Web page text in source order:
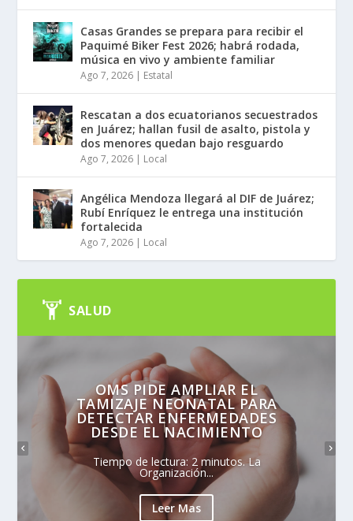
Casas Grandes se prepara para recibir el
Paquimé Biker Fest 2026; habrá rodada,
música en vivo y ambiente familiar
Ago 7, 2026 | Estatal
Rescatan a dos ecuatorianos secuestrados
en Juárez; hallan fusil de asalto, pistola y
dos menores quedan bajo resguardo
Ago 7, 2026 | Local
Angélica Mendoza llegará al DIF de Juárez;
Rubí Enríquez le entrega una institución
fortalecida
Ago 7, 2026 | Local
SALUD
OMS PIDE AMPLIAR EL
TAMIZAJE NEONATAL PARA
DETECTAR ENFERMEDADES
DESDE EL NACIMIENTO
Tiempo de lectura: 2 minutos. La
Organización...
Leer Mas